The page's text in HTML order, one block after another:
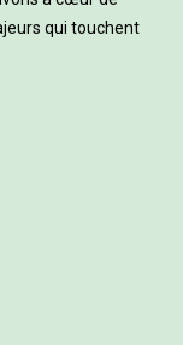
qui touchent